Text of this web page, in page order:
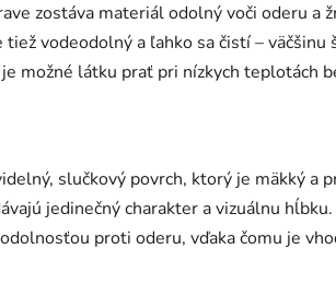
zostáva materiál odolný voči oderu a
vodeodolný a ľahko sa čistí –
možné látku prať pri nízkych teplotách
slučkový povrch, ktorý je mäkký a
jedinečný charakter a vizuálnu
proti oderu, vďaka čomu je